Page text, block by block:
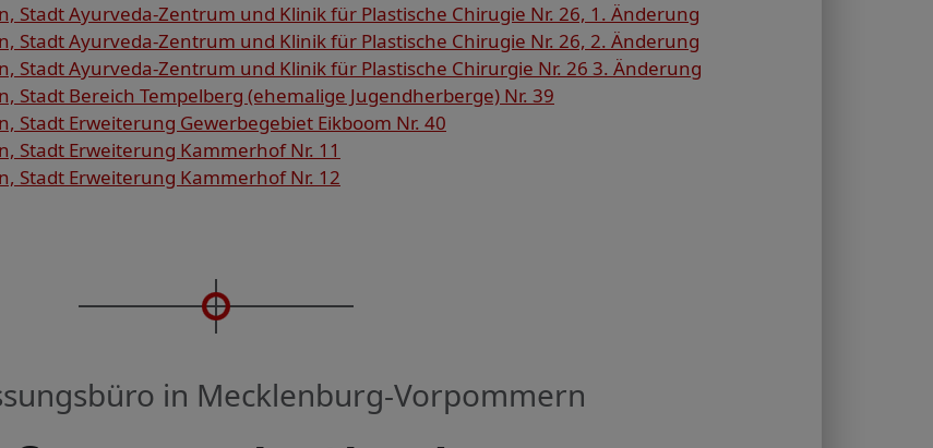
Stadt Ayurveda-Zentrum und Klinik für Plastische Chirugie Nr. 26, 1. Änderung
Stadt Ayurveda-Zentrum und Klinik für Plastische Chirugie Nr. 26, 2. Änderung
Stadt Ayurveda-Zentrum und Klinik für Plastische Chirurgie Nr. 26 3. Änderung
Stadt Bereich Tempelberg (ehemalige Jugendherberge) Nr. 39
Stadt Erweiterung Gewerbegebiet Eikboom Nr. 40
Stadt Erweiterung Kammerhof Nr. 11
Stadt Erweiterung Kammerhof Nr. 12
in Mecklenburg-Vorpommern